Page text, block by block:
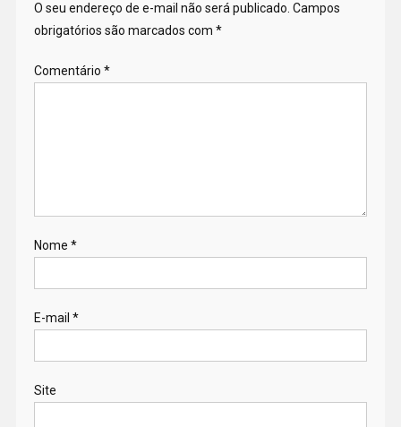
O seu endereço de e-mail não será publicado. Campos
obrigatórios são marcados com *
Comentário *
Nome *
E-mail *
Site